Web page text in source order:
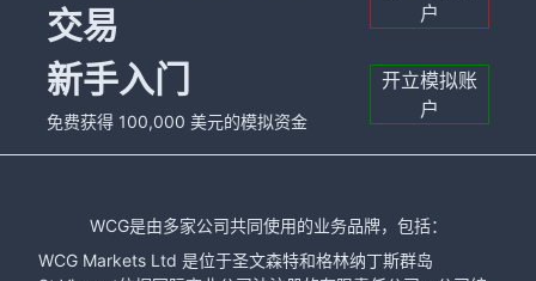
交易
户
新手入门
免费获得 100,000 美元的模拟资金
开立模拟账
户
WCG是由多家公司共同使用的业务品牌，包括：
WCG Markets Ltd 是位于圣文森特和格林纳丁斯群岛